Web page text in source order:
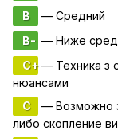
B
— Средний
B- — Ниже
C+— Техника з
нюансами
C
— Возможно
либо скопление